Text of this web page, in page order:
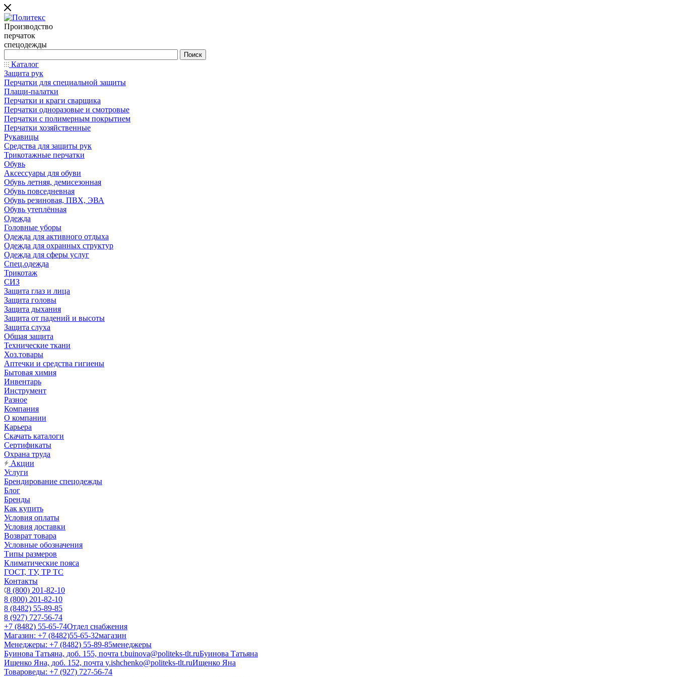
Производство
перчаток
спецодежды
Каталог
Защита рук
Перчатки для специальной защиты
Плащи-палатки
Перчатки и краги сварщика
Перчатки одноразовые и смотровые
Перчатки с полимерным покрытием
Перчатки хозяйственные
Рукавицы
Средства для защиты рук
Трикотажные перчатки
Обувь
Аксессуары для обуви
Обувь летняя, демисезонная
Обувь повседневная
Обувь резиновая, ПВХ, ЭВА
Обувь утеплённая
Одежда
Головные уборы
Одежда для активного отдыха
Одежда для охранных структур
Одежда для сферы услуг
Спец.одежда
Трикотаж
СИЗ
Защита глаз и лица
Защита головы
Защита дыхания
Защита от падений и высоты
Защита слуха
Общая защита
Технические ткани
Хоз.товары
Аптечки и средства гигиены
Бытовая химия
Инвентарь
Инструмент
Разное
Компания
О компании
Карьера
Cкачать каталоги
Сертификаты
Охрана труда
Акции
Услуги
Брендирование спецодежды
Блог
Бренды
Как купить
Условия оплаты
Условия доставки
Возврат товара
Условные обозначения
Типы размеров
Климатические пояса
ГОСТ, ТУ, ТР ТС
Контакты
8 (800) 201-82-10
8 (800) 201-82-10
8 (8482) 55-89-85
8 (927) 727-56-74
+7 (8482) 55-65-74Отдел снабжения
Магазин: +7 (8482)55-65-32магазин
Менеджеры: +7 (8482) 55-89-85менеджеры
Буинова Татьяна, доб. 155, почта t.buinova@politeks-tlt.ruБуинова Татьяна
Ищенко Яна, доб. 152, почта y.ishchenko@politeks-tlt.ruИщенко Яна
Товароведы: +7 (927) 727-56-74